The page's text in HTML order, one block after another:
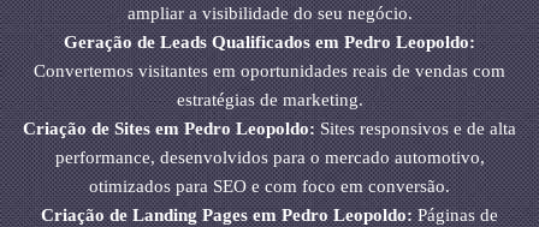
ampliar a visibilidade do seu negócio.
Geração de Leads Qualificados em Pedro Leopoldo:
Convertemos visitantes em oportunidades reais de vendas com
estratégias de marketing.
Criação de Sites em Pedro Leopoldo:Sites responsivos e de alta
performance, desenvolvidos para o mercado automotivo,
otimizados para SEO e com foco em conversão.
Criação de Landing Pages em Pedro Leopoldo:Páginas de